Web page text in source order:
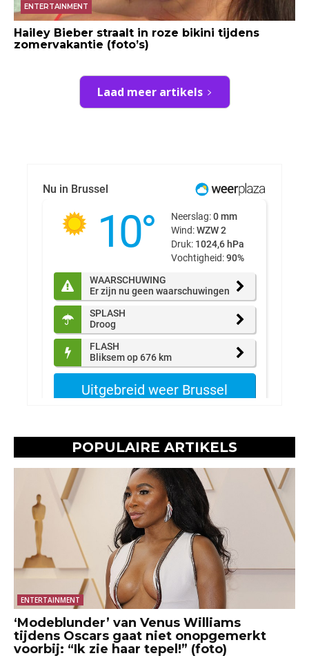
ENTERTAINMENT
Hailey Bieber straalt in roze bikini tijdens
zomervakantie (foto’s)
Laad meer artikels
POPULAIRE ARTIKELS
ENTERTAINMENT
‘Modeblunder’ van Venus Williams
tijdens Oscars gaat niet onopgemerkt
voorbij: “Ik zie haar tepel!” (foto)